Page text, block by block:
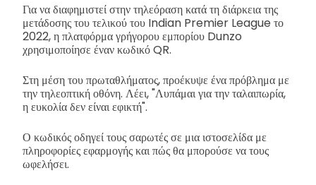
Για να διαφημιστεί στην τηλεόραση κατά τη διάρκεια της
μετάδοσης του τελικού του Indian Premier League το
2022, η πλατφόρμα γρήγορου εμπορίου Dunzo
χρησιμοποίησε έναν κωδικό QR.
Στη μέση του πρωταθλήματος, προέκυψε ένα πρόβλημα με
την τηλεοπτική οθόνη. Λέει, "Λυπάμαι για την ταλαιπωρία,
η ευκολία δεν είναι εφικτή".
Ο κωδικός οδηγεί τους σαρωτές σε μια ιστοσελίδα με
πληροφορίες εφαρμογής και πώς θα μπορούσε να τους
ωφελήσει.